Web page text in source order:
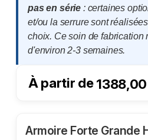
pas en série : certaines
et/ou la serrure sont
choix. Ce soin de fabrication
d'environ 2-3 semaines.
À partir de1388,00
Armoire Forte Grande